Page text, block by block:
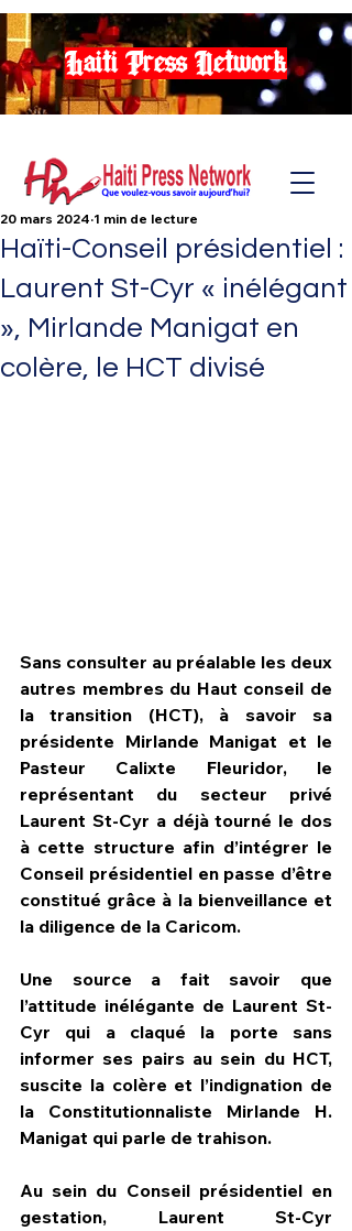
Haiti Press Network
HPN Live
Haïti-Conseil présidentiel :
Laurent St-Cyr « inélégant
», Mirlande Manigat en
colère, le HCT divisé
20 mars 2024 1 min de lecture
Sans consulter au préalable les deux
autres membres du Haut conseil de
la transition (HCT), à savoir sa
présidente Mirlande Manigat et le
Pasteur Calixte Fleuridor, le
représentant du secteur privé
Laurent St-Cyr a déjà tourné le dos
à cette structure afin d’intégrer le
Conseil présidentiel en passe d’être
constitué grâce à la bienveillance et
la diligence de la Caricom.
Une source a fait savoir que
l’attitude inélégante de Laurent St-
Cyr qui a claqué la porte sans
informer ses pairs au sein du HCT,
suscite la colère et l’indignation de
la Constitutionnaliste Mirlande H.
Manigat qui parle de trahison.
Au sein du Conseil présidentiel en
gestation, Laurent St-Cyr